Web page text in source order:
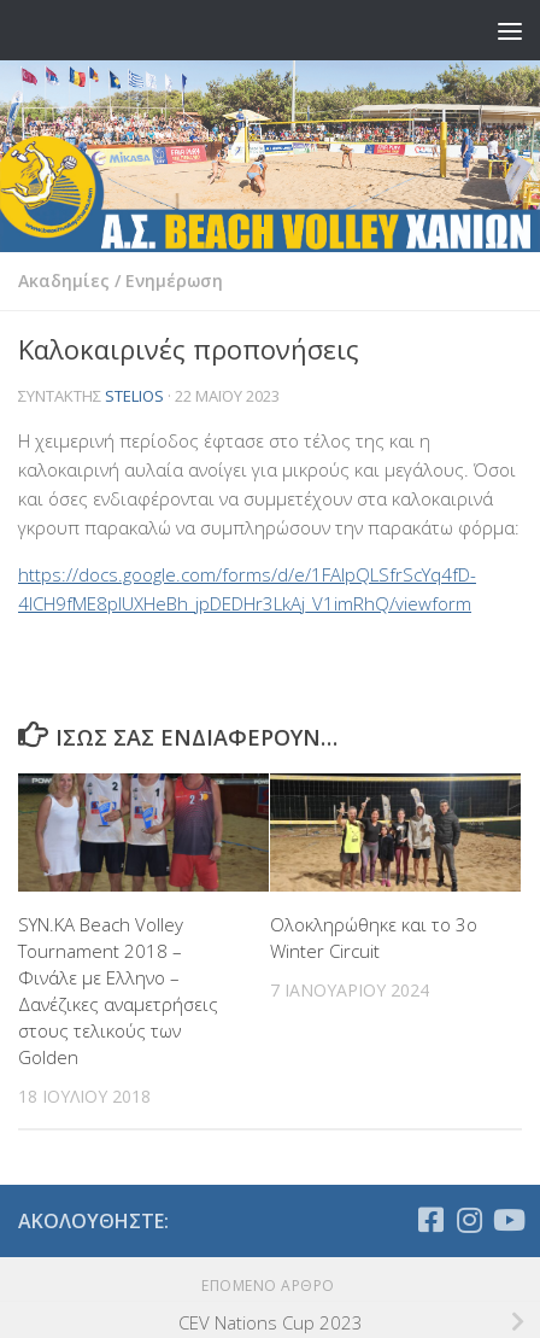
Ακαδημίες / Ενημέρωση
Καλοκαιρινές προπονήσεις
ΣΥΝΤΆΚΤΗΣ STELIOS · 22 ΜΑΪ́ΟΥ 2023
Η χειμερινή περίοδος έφτασε στο τέλος της και η
καλοκαιρινή αυλαία ανοίγει για μικρούς και μεγάλους. Όσοι
και όσες ενδιαφέρονται να συμμετέχουν στα καλοκαιρινά
γκρουπ παρακαλώ να συμπληρώσουν την παρακάτω φόρμα:
https://docs.google.com/forms/d/e/1FAIpQLSfrScYq4fD-
4ICH9fME8pIUXHeBh_jpDEDHr3LkAj_V1imRhQ/viewform
ΊΣΩΣ ΣΑΣ ΕΝΔΙΑΦΈΡΟΥΝ…
SYN.KA Beach Volley
Tournament 2018 –
Φινάλε με Ελληνο –
Δανέζικες αναμετρήσεις
στους τελικούς των
Golden
18 ΙΟΥΛΊΟΥ 2018
Ολοκληρώθηκε και το 3ο
Winter Circuit
7 ΙΑΝΟΥΑΡΊΟΥ 2024
ΑΚΟΛΟΥΘΉΣΤΕ:
ΕΠΌΜΕΝΟ ΆΡΘΡΟ
CEV Nations Cup 2023